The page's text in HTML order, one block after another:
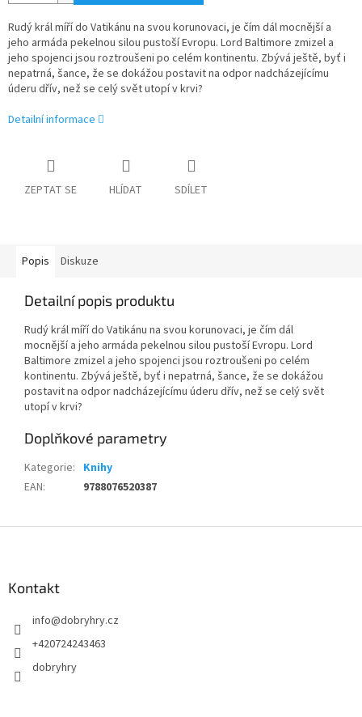
Rudý král míří do Vatikánu na svou korunovaci, je čím dál mocnější a
jeho armáda pekelnou silou pustoší Evropu. Lord Baltimore zmizel a
jeho spojenci jsou roztroušeni po celém kontinentu. Zbývá ještě, byť i
nepatrná, šance, že se dokážou postavit na odpor nadcházejícímu
úderu dřív, než se celý svět utopí v krvi?
Detailní informace
ZEPTAT SE HLÍDAT SDÍLET
Popis Diskuze
Detailní popis produktu
Rudý král míří do Vatikánu na svou korunovaci, je čím dál
mocnější a jeho armáda pekelnou silou pustoší Evropu. Lord
Baltimore zmizel a jeho spojenci jsou roztroušeni po celém
kontinentu. Zbývá ještě, byť i nepatrná, šance, že se dokážou
postavit na odpor nadcházejícímu úderu dřív, než se celý svět
utopí v krvi?
Doplňkové parametry
Kategorie: Knihy
EAN: 9788076520387
Kontakt
info@dobryhry.cz
+420724243463
dobryhry